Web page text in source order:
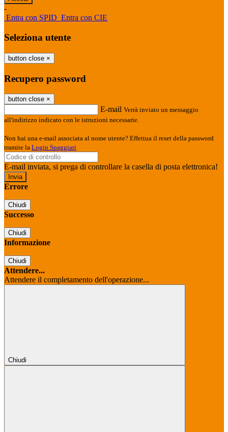
-
Entra con SPID Entra con CIE
Seleziona utente
button close ×
Recupero password
button close ×
E-mail Verrà inviato un messaggio
all'indirizzo indicato con le istruzioni necessarie.
Non hai una e-mail associata al nome utente? Effettua il reset della password
tramite la Login Spaggiari
E-mail inviata, si prega di controllare la casella di posta elettronica!
Errore
Chiudi
Successo
Chiudi
Informazione
Chiudi
Attendere...
Attendere il completamento dell'operazione...
Chiudi